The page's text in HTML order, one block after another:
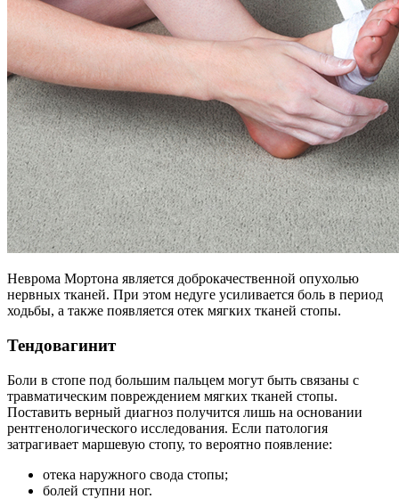
Неврома Мортона является доброкачественной опухолью
нервных тканей. При этом недуге усиливается боль в период
ходьбы, а также появляется отек мягких тканей стопы.
Тендовагинит
Боли в стопе под большим пальцем могут быть связаны с
травматическим повреждением мягких тканей стопы.
Поставить верный диагноз получится лишь на основании
рентгенологического исследования. Если патология
затрагивает маршевую стопу, то вероятно появление:
отека наружного свода стопы;
болей ступни ног.